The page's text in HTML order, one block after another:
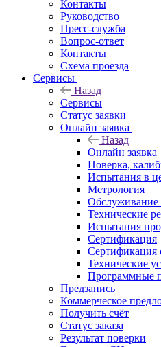
Контакты
Руководство
Пресс-служба
Вопрос-ответ
Контакты
Схема проезда
Сервисы
Назад
Сервисы
Статус заявки
Онлайн заявка
Назад
Онлайн заявка
Поверка,
Испытания в
Метрология
Обслуживание
Технические
Испытания
Сертификация
Сертификация
Технические
Программные
Предзапись
Коммерческое
Получить счёт
Статус заказа
Результат поверки